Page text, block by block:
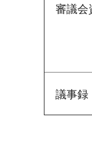
審議会
議事録